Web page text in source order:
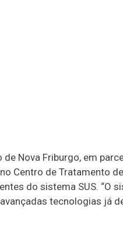
Nova Friburgo, em
Centro de Tratamento
do sistema SUS. “O
tecnologias já